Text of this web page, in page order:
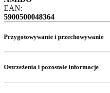
EAN:
5900500048364
Przygotowywanie i przechowywanie
Ostrzeżenia i pozostałe informacje